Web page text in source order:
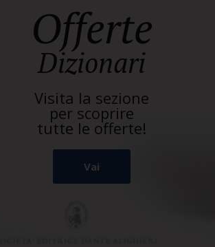
Offerte
Dizionari
Visita la sezione
per scoprire
tutte le offerte!
Vai